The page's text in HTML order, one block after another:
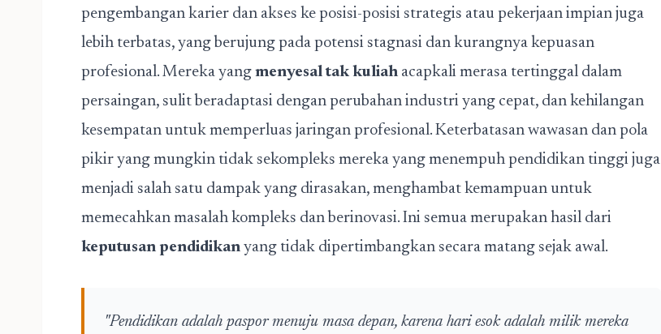
pengembangan karier dan akses ke posisi-posisi strategis atau pekerjaan impian juga
lebih terbatas, yang berujung pada potensi stagnasi dan kurangnya kepuasan
profesional. Mereka yang menyesal tak kuliah acapkali merasa tertinggal dalam
persaingan, sulit beradaptasi dengan perubahan industri yang cepat, dan kehilangan
kesempatan untuk memperluas jaringan profesional. Keterbatasan wawasan dan pola
pikir yang mungkin tidak sekompleks mereka yang menempuh pendidikan tinggi juga
menjadi salah satu dampak yang dirasakan, menghambat kemampuan untuk
memecahkan masalah kompleks dan berinovasi. Ini semua merupakan hasil dari
keputusan pendidikan yang tidak dipertimbangkan secara matang sejak awal.
"Pendidikan adalah paspor menuju masa depan, karena hari esok adalah milik mereka